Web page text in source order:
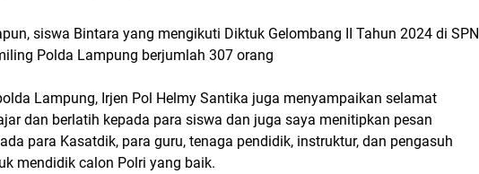
siswa Bintara yang mengikuti Diktuk Gelombang II Tahun 2024 di SPN
Polda Lampung berjumlah 307 orang
Lampung, Irjen Pol Helmy Santika juga menyampaikan selamat
dan berlatih kepada para siswa dan juga saya menitipkan pesan
para Kasatdik, para guru, tenaga pendidik, instruktur, dan pengasuh
mendidik calon Polri yang baik.